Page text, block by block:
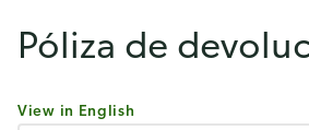
Póliza de
View in English